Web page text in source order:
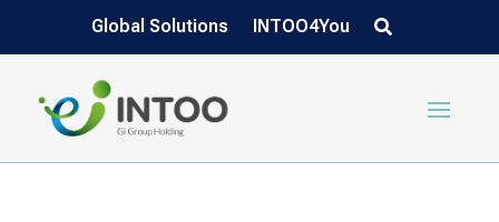
Global Solutions INTOO4You